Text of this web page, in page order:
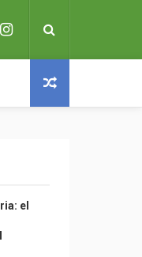
el